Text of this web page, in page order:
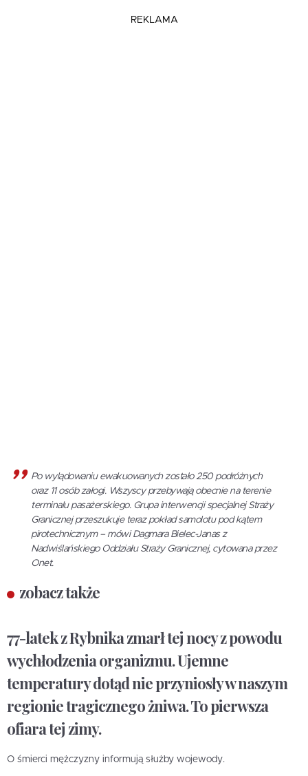
REKLAMA
Po wylądowaniu ewakuowanych zostało 250 podróżnych
oraz 11 osób załogi. Wszyscy przebywają obecnie na terenie
terminalu pasażerskiego. Grupa interwencji specjalnej Straży
Granicznej przeszukuje teraz pokład samolotu pod kątem
pirotechnicznym – mówi Dagmara Bielec-Janas z
Nadwiślańskiego Oddziału Straży Granicznej, cytowana przez
Onet.
zobacz także
77-latek z Rybnika zmarł tej nocy z powodu
wychłodzenia organizmu. Ujemne
temperatury dotąd nie przyniosły w naszym
regionie tragicznego żniwa. To pierwsza
ofiara tej zimy.
O śmierci mężczyzny informują służby wojewody.